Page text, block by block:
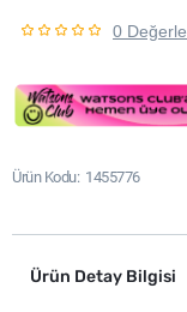
0
Ürün Kodu 1455776
Ürün Detay Bilgisi